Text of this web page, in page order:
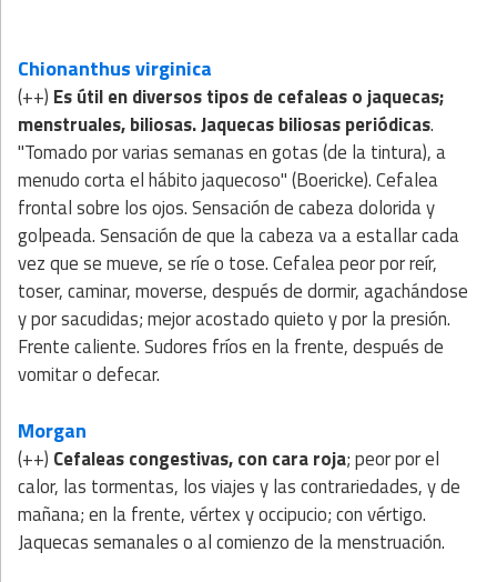
Chionanthus virginica
(++) Es útil en diversos tipos de cefaleas o jaquecas;
menstruales, biliosas. Jaquecas biliosas periódicas.
"Tomado por varias semanas en gotas (de la tintura), a
menudo corta el hábito jaquecoso" (Boericke). Cefalea
frontal sobre los ojos. Sensación de cabeza dolorida y
golpeada. Sensación de que la cabeza va a estallar cada
vez que se mueve, se ríe o tose. Cefalea peor por reír,
toser, caminar, moverse, después de dormir, agachándose
y por sacudidas; mejor acostado quieto y por la presión.
Frente caliente. Sudores fríos en la frente, después de
vomitar o defecar.
Morgan
(++) Cefaleas congestivas, con cara roja; peor por el
calor, las tormentas, los viajes y las contrariedades, y de
mañana; en la frente, vértex y occipucio; con vértigo.
Jaquecas semanales o al comienzo de la menstruación.